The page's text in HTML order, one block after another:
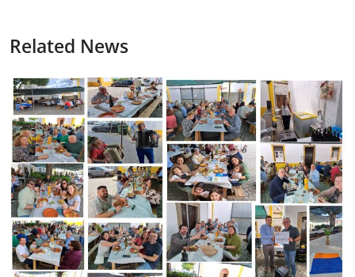
Related News